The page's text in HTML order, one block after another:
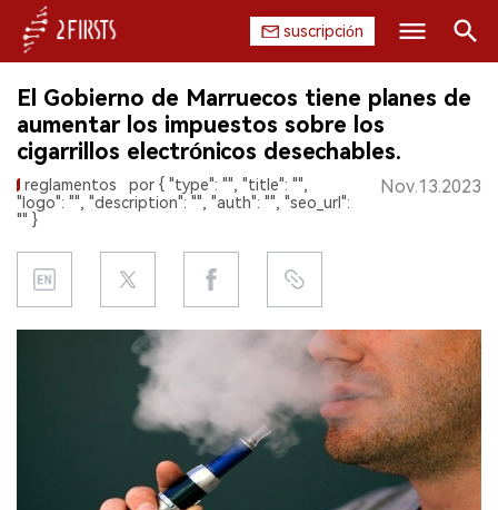
suscripción
INICIO
EMPRESA
PRODUCTO
REGULACIÓN
CHINA
ENTREVISTA
Buscar
El Gobierno de Marruecos tiene planes de
aumentar los impuestos sobre los
cigarrillos electrónicos desechables.
reglamentos
por { "type": "", "title": "",
"logo": "", "description": "", "auth": "", "seo_url":
"" }
Nov.13.2023